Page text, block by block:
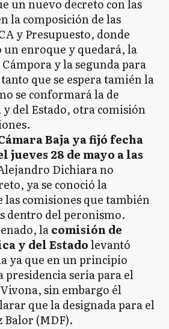
un nuevo decreto con las
la composición de las
y Presupuesto, donde
enroque y quedará, la
y la segunda para
que se espera tamién la
se conformará la de
del Estado, otra comisión
Baja ya fijó fecha
jueves 28 de mayo a las
Dichiara no
ya se conoció la
comisiones que también
dentro del peronismo.
lacomisión de
y del Estadolevantó
ya que en un principio
presidencia sería para el
sin embargo él
que la designada para el
Balor (MDF).